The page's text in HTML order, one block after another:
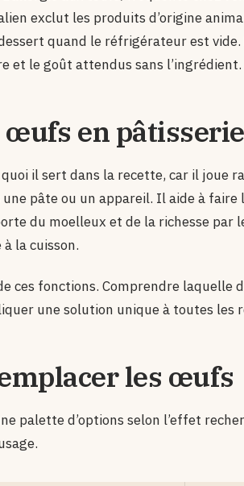
exclut les produits d’origine
quand le réfrigérateur est vide.
et le goût attendus sans l’ingrédient.
œufs en pâtisserie
il sert dans la recette, car il joue
pâte ou un appareil. Il aide à faire
du moelleux et de la richesse par
la cuisson.
ces fonctions. Comprendre laquelle
une solution unique à toutes les
les œufs
palette d’options selon l’effet